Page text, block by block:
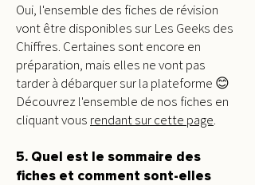
Oui, l'ensemble des fiches de révision
vont être disponibles sur Les Geeks des
Chiffres. Certaines sont encore en
préparation, mais elles ne vont pas
tarder à débarquer sur la plateforme 😊
Découvrez l'ensemble de nos fiches en
cliquant vous rendant sur cette page.
5. Quel est le sommaire des
fiches et comment sont-elles